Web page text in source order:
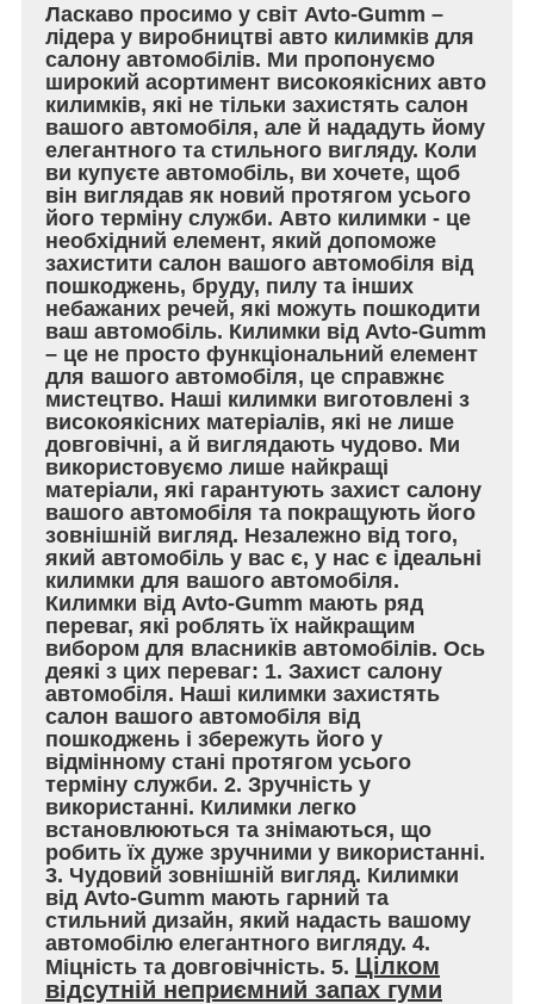
Ласкаво просимо у світ Avto-Gumm –
лідера у виробництві авто килимків для
салону автомобілів. Ми пропонуємо
широкий асортимент високоякісних авто
килимків, які не тільки захистять салон
вашого автомобіля, але й нададуть йому
елегантного та стильного вигляду. Коли
ви купуєте автомобіль, ви хочете, щоб
він виглядав як новий протягом усього
його терміну служби. Авто килимки - це
необхідний елемент, який допоможе
захистити салон вашого автомобіля від
пошкоджень, бруду, пилу та інших
небажаних речей, які можуть пошкодити
ваш автомобіль. Килимки від Avto-Gumm
– це не просто функціональний елемент
для вашого автомобіля, це справжнє
мистецтво. Наші килимки виготовлені з
високоякісних матеріалів, які не лише
довговічні, а й виглядають чудово. Ми
використовуємо лише найкращі
матеріали, які гарантують захист салону
вашого автомобіля та покращують його
зовнішній вигляд. Незалежно від того,
який автомобіль у вас є, у нас є ідеальні
килимки для вашого автомобіля.
Килимки від Avto-Gumm мають ряд
переваг, які роблять їх найкращим
вибором для власників автомобілів. Ось
деякі з цих переваг: 1. Захист салону
автомобіля. Наші килимки захистять
салон вашого автомобіля від
пошкоджень і збережуть його у
відмінному стані протягом усього
терміну служби. 2. Зручність у
використанні. Килимки легко
встановлюються та знімаються, що
робить їх дуже зручними у використанні.
3. Чудовий зовнішній вигляд. Килимки
від Avto-Gumm мають гарний та
стильний дизайн, який надасть вашому
автомобілю елегантного вигляду. 4.
Міцність та довговічність. 5. Цілком
відсутній неприємний запах гуми